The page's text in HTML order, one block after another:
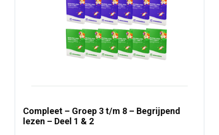
Compleet – Groep 3 t/m 8 – Begrijpend
lezen – Deel 1 & 2